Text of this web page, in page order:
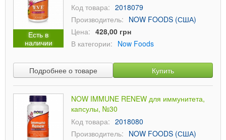
Есть в
наличии
Код товара: 2018079
Производитель: NOW FOODS (США)
Цена: 428,00 грн
В категории: Now Foods
Подробнее о товаре Купить
NOW IMMUNE RENEW для иммунитета,
капсулы, №30
Код товара: 2018080
Производитель: NOW FOODS (США)